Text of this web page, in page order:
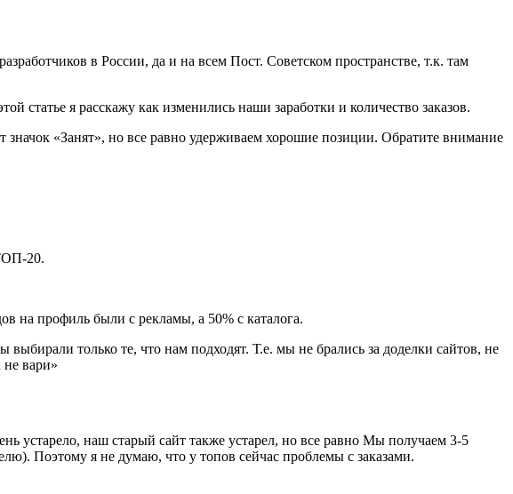
в России, да и на всем Пост. Советском пространстве, т.к. там
я расскажу как изменились наши заработки и количество заказов.
«Занят», но все равно удерживаем хорошие позиции. Обратите внимание
20.
на профиль были с рекламы, а 50% с каталога.
только те, что нам подходят. Т.е. мы не брались за доделки сайтов, не
не вари»
устарело, наш старый сайт также устарел, но все равно Мы получаем 3-5
Поэтому я не думаю, что у топов сейчас проблемы с заказами.